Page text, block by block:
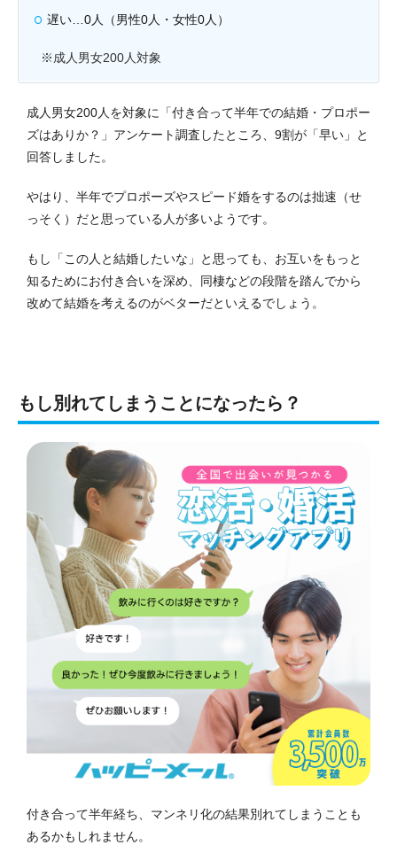
遅い…0人（男性0人・女性0人）
※成人男女200人対象
成人男女200人を対象に「付き合って半年での結婚・プロポー
ズはありか？」アンケート調査したところ、9割が「早い」と
回答しました。
やはり、半年でプロポーズやスピード婚をするのは拙速（せ
っそく）だと思っている人が多いようです。
もし「この人と結婚したいな」と思っても、お互いをもっと
知るためにお付き合いを深め、同棲などの段階を踏んでから
改めて結婚を考えるのがベターだといえるでしょう。
もし別れてしまうことになったら？
付き合って半年経ち、マンネリ化の結果別れてしまうことも
あるかもしれません。